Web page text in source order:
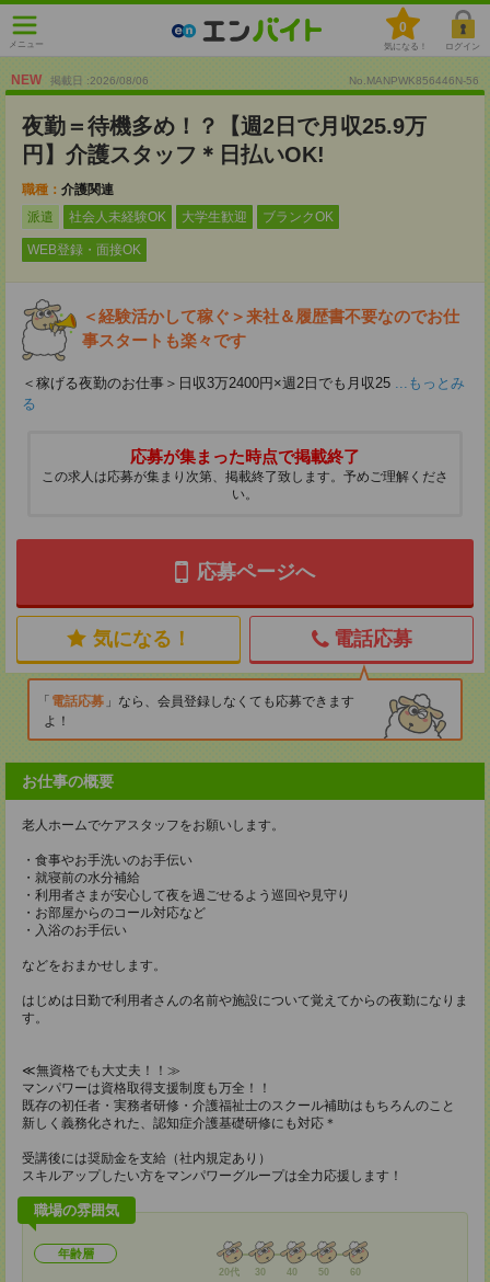
メニュー
0
気になる！ ログイン
NEW 掲載日 :2026/08/06 No.MANPWK856446N-56
夜勤＝待機多め！？【週2日で月収25.9万
円】介護スタッフ＊日払いOK!
職種： 介護関連
派遣
社会人未経験OK 大学生歓迎 ブランクOK
WEB登録・面接OK
＜経験活かして稼ぐ＞来社＆履歴書不要なのでお仕
事スタートも楽々です
＜稼げる夜勤のお仕事＞日収3万2400円×週2日でも月収25 ...もっとみ
る
応募が集まった時点で掲載終了
この求人は応募が集まり次第、掲載終了致します。予めご理解くださ
い。
応募ページへ
気になる！ 電話応募
電話応募
なら、会員登録しなくても応募できます
よ！
お仕事の概要
老人ホームでケアスタッフをお願いします。
・食事やお手洗いのお手伝い
・就寝前の水分補給
・利用者さまが安心して夜を過ごせるよう巡回や見守り
・お部屋からのコール対応など
・入浴のお手伝い
などをおまかせします。
はじめは日勤で利用者さんの名前や施設について覚えてからの夜勤になりま
す。
≪無資格でも大丈夫！！≫
マンパワーは資格取得支援制度も万全！！
既存の初任者・実務者研修・介護福祉士のスクール補助はもちろんのこと
新しく義務化された、認知症介護基礎研修にも対応＊
受講後には奨励金を支給（社内規定あり）
スキルアップしたい方をマンパワーグループは全力応援します！
職場の雰囲気
年齢層
20代 30 40 50 60